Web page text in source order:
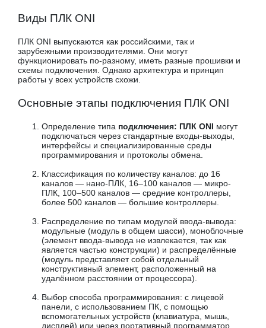
Виды ПЛК ONI
ПЛК ONI выпускаются как российскими, так и
зарубежными производителями. Они могут
функционировать по-разному, иметь разные прошивки и
схемы подключения. Однако архитектура и принцип
работы у всех устройств схожи.
Основные этапы подключения ПЛК ONI
Определение типа подключения: ПЛК ONI могут
подключаться через стандартные входы-выходы,
интерфейсы и специализированные среды
программирования и протоколы обмена.
Классификация по количеству каналов: до 16
каналов — нано-ПЛК, 16–100 каналов — микро-
ПЛК, 100–500 каналов — средние контроллеры,
более 500 каналов — большие контроллеры.
Распределение по типам модулей ввода-вывода:
модульные (модуль в общем шасси), моноблочные
(элемент ввода-вывода не извлекается, так как
является частью конструкции) и распределённые
(модуль представляет собой отдельный
конструктивный элемент, расположенный на
удалённом расстоянии от процессора).
Выбор способа программирования: с лицевой
панели, с использованием ПК, с помощью
вспомогательных устройств (клавиатура, мышь,
дисплей) или через портативный программатор.